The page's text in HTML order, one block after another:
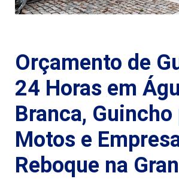
Orçamento de
24 Horas em
Branca, Guincho
Motos e
Reboque na